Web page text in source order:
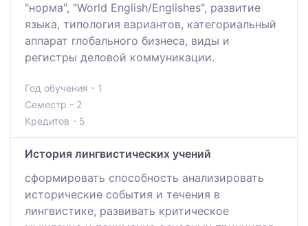
"норма", "World English/Englishes", развитие
языка, типология вариантов, категориальный
аппарат глобального бизнеса, виды и
регистры деловой коммуникации.
Год обучения - 1
Семестр - 2
Кредитов - 5
История лингвистических учений
сформировать способность анализировать
исторические события и течения в
лингвистике, развивать критическое